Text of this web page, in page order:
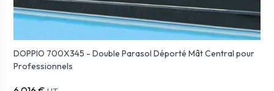
DOPPIO 700X345 - Double Parasol Déporté Mât Central pour
Professionnels